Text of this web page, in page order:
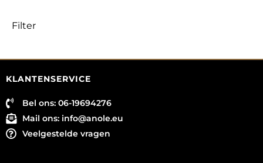
Filter
KLANTENSERVICE
Bel ons: 06-19694276
Mail ons: info@anole.eu
Veelgestelde vragen